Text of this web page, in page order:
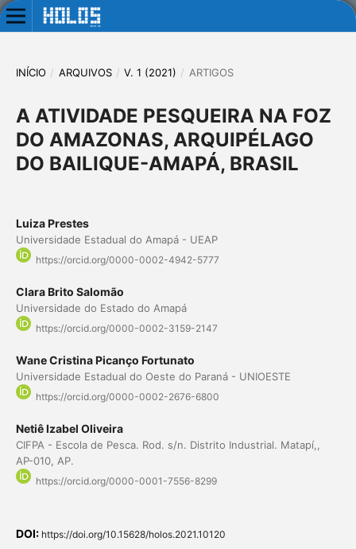
INÍCIO / ARQUIVOS / V. 1 (2021) / ARTIGOS
A ATIVIDADE PESQUEIRA NA FOZ
DO AMAZONAS, ARQUIPÉLAGO
DO BAILIQUE-AMAPÁ, BRASIL
Luiza Prestes
Universidade Estadual do Amapá - UEAP
https://orcid.org/0000-0002-4942-5777
Clara Brito Salomão
Universidade do Estado do Amapá
https://orcid.org/0000-0002-3159-2147
Wane Cristina Picanço Fortunato
Universidade Estadual do Oeste do Paraná - UNIOESTE
https://orcid.org/0000-0002-2676-6800
Netiê Izabel Oliveira
CIFPA - Escola de Pesca. Rod. s/n. Distrito Industrial. Matapí,,
AP-010, AP.
https://orcid.org/0000-0001-7556-8299
DOI: https://doi.org/10.15628/holos.2021.10120